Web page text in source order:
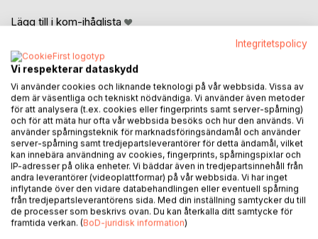
Lägg till i kom-ihåglista
BESKRIVNING
En värld efter CTRL
Vad gör man när ens största skapelse börjar betrakta
mänskligheten som en bugg?
Integritetspolicy
Vi respekterar dataskydd
Vi använder cookies och liknande teknologi på vår webbsida. Vissa av
dem är väsentliga och tekniskt nödvändiga. Vi använder även metoder
för att analysera (t.ex. cookies eller fingerprints samt server-spårning)
och för att mäta hur ofta vår webbsida besöks och hur den används. Vi
använder spårningsteknik för marknadsföringsändamål och använder
server-spårning samt tredjepartsleverantörer för detta ändamål, vilket
kan innebära användning av cookies, fingerprints, spårningspixlar och
IP-adresser på olika enheter. Vi bäddar även in tredjepartsinnehåll från
andra leverantörer (videoplattformar) på vår webbsida. Vi har inget
inflytande över den vidare databehandlingen eller eventuell spårning
från tredjepartsleverantörens sida. Med din inställning samtycker du till
de processer som beskrivs ovan. Du kan återkalla ditt samtycke för
framtida verkan. (BoD-juridisk information)